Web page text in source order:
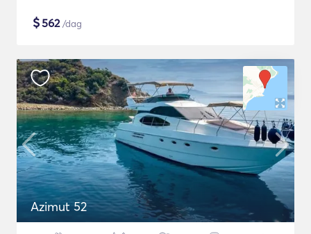
$562/dag
Azimut 52